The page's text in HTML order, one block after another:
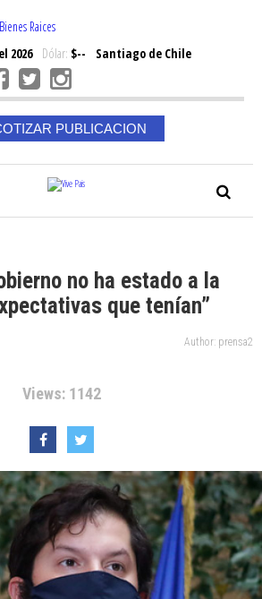
Bienes Raices
2026Dólar: $--
Santiago de Chile
PUBLICACION
no ha estado a la
que tenían”
Author: prensa2
Views: 1142